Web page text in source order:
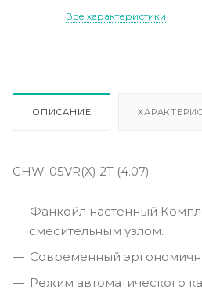
Все характеристики
ОПИСАНИЕ
GHW-05VR(X) 2T (4.07)
Фанкойл настенный
смесительным узлом.
Современный
Режим автоматического